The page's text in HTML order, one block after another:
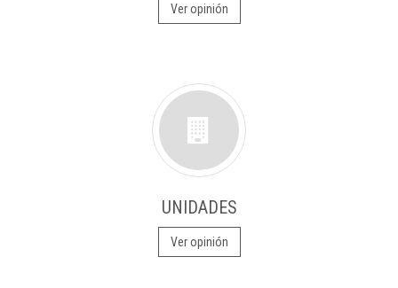
Ver opinión
UNIDADES
Ver opinión